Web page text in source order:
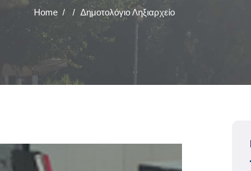
Home / / Δημοτολόγιο Ληξιαρχείο